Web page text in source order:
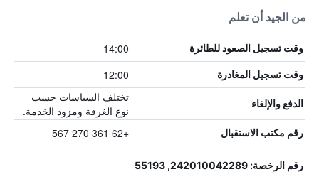
من الجيد أن تعلم
وقت تسجيل الصعود للطائرة 14:00
وقت تسجيل المغادرة 12:00
الدفع والإلغاء
تختلف السياسات حسب
نوع الغرفة ومزود الخدمة.
رقم مكتب الاستقبال +62 361 270 567
رقم الرخصة: 242010042289, 55193